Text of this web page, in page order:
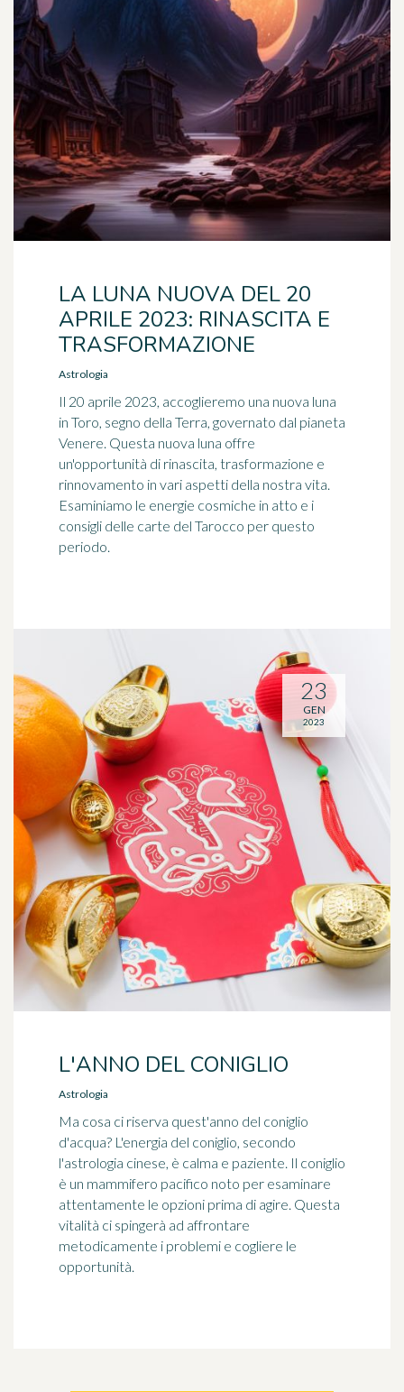
LA LUNA NUOVA DEL 20
APRILE 2023: RINASCITA E
TRASFORMAZIONE
Astrologia
Il 20 aprile 2023, accoglieremo una nuova luna
in Toro, segno della Terra, governato dal pianeta
Venere. Questa nuova luna offre
un'opportunità di rinascita, trasformazione e
rinnovamento in vari aspetti della nostra vita.
Esaminiamo le energie cosmiche in atto e i
consigli delle carte del Tarocco per questo
periodo.
L'ANNO DEL CONIGLIO
Astrologia
Ma cosa ci riserva quest'anno del coniglio
d'acqua? L'energia del coniglio, secondo
l'astrologia cinese, è calma e paziente. Il coniglio
è un mammifero pacifico noto per esaminare
attentamente le opzioni prima di agire. Questa
vitalità ci spingerà ad affrontare
metodicamente i problemi e cogliere le
opportunità.
23
GEN
2023